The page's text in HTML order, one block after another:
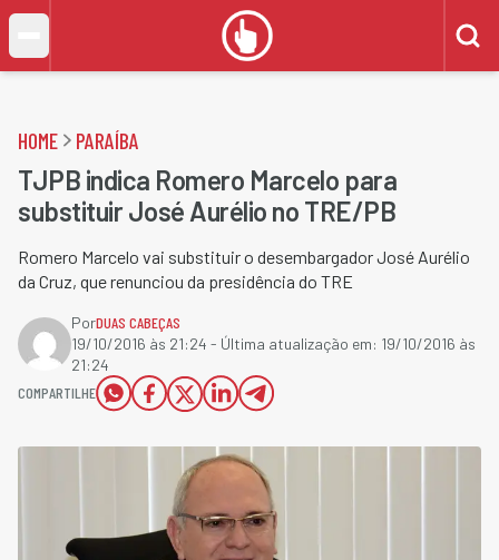
HOME PARAÍBA
TJPB indica Romero Marcelo para
substituir José Aurélio no TRE/PB
Romero Marcelo vai substituir o desembargador José Aurélio
da Cruz, que renunciou da presidência do TRE
PorDUAS CABEÇAS
19/10/2016 às 21:24 - Última atualização em: 19/10/2016 às
21:24
COMPARTILHE